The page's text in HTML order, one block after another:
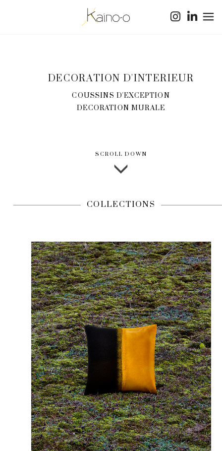
DECORATION D'INTERIEUR
COUSSINS D'EXCEPTION
DECORATION MURALE
SCROLL DOWN
COLLECTIONS